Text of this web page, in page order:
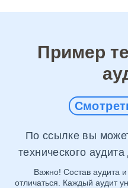
Исправлены ошибки
Закрыты исходящие
Пример
По ссылке вы
технического
Важно! Состав аудита
отличаться. Каждый аудит